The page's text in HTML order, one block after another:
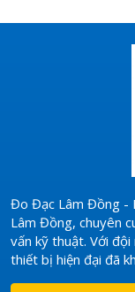
Đo Đạc Lâm Đồng -
Lâm Đồng, chuyên
vấn kỹ thuật. Với
thiết bị hiện đại đã